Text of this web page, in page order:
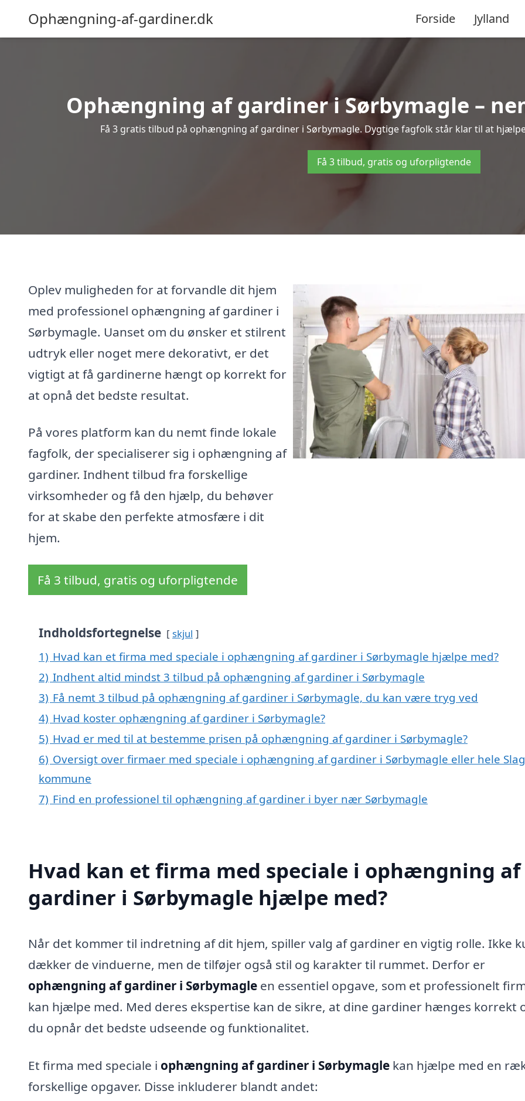
Ophængning-af-gardiner.dk Forside Jylland
Ophængning af gardiner i Sørbymagle –
Få 3 gratis tilbud på ophængning af gardiner i Sørbymagle. Dygtige fagfolk står klar til at
Få 3 tilbud, gratis og uforpligtende
Oplev muligheden for at forvandle dit hjem
med professionel ophængning af gardiner i
Sørbymagle. Uanset om du ønsker et stilrent
udtryk eller noget mere dekorativt, er det
vigtigt at få gardinerne hængt op korrekt for
at opnå det bedste resultat.
På vores platform kan du nemt finde lokale
fagfolk, der specialiserer sig i ophængning af
gardiner. Indhent tilbud fra forskellige
virksomheder og få den hjælp, du behøver
for at skabe den perfekte atmosfære i dit
hjem.
Få 3 tilbud, gratis og uforpligtende
Indholdsfortegnelse skjul
1) Hvad kan et firma med speciale i ophængning af gardiner i Sørbymagle hjælpe med?
2) Indhent altid mindst 3 tilbud på ophængning af gardiner i Sørbymagle
3) Få nemt 3 tilbud på ophængning af gardiner i Sørbymagle, du kan være tryg ved
4) Hvad koster ophængning af gardiner i Sørbymagle?
5) Hvad er med til at bestemme prisen på ophængning af gardiner i Sørbymagle?
6) Oversigt over firmaer med speciale i ophængning af gardiner i Sørbymagle eller hele
kommune
7) Find en professionel til ophængning af gardiner i byer nær Sørbymagle
Hvad kan et firma med speciale i ophængning af
gardiner i Sørbymagle hjælpe med?
Når det kommer til indretning af dit hjem, spiller valg af gardiner en vigtig rolle. Ikke
dækker de vinduerne, men de tilføjer også stil og karakter til rummet. Derfor er
ophængning af gardiner i Sørbymagle en essentiel opgave, som et professionelt
kan hjælpe med. Med deres ekspertise kan de sikre, at dine gardiner hænges korrekt
du opnår det bedste udseende og funktionalitet.
Et firma med speciale i ophængning af gardiner i Sørbymagle kan hjælpe med en
forskellige opgaver. Disse inkluderer blandt andet: